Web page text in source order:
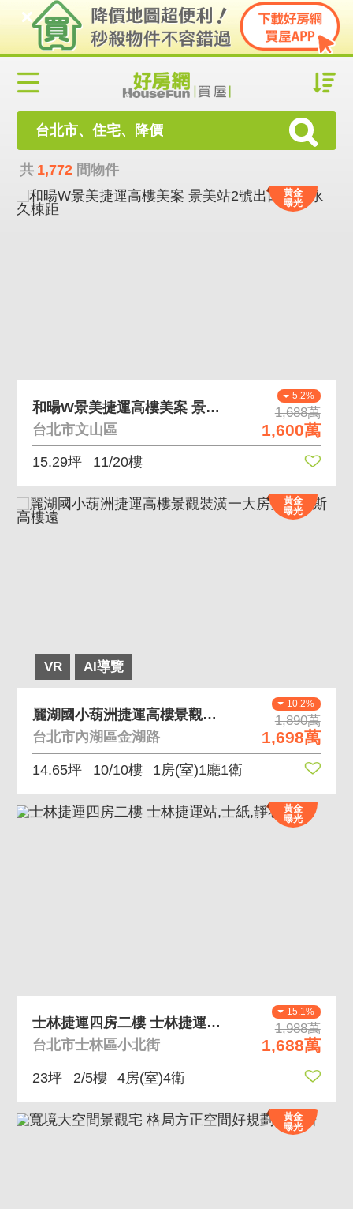
台北市、住宅、降價
共 1,772 間物件
黃金
曝光
5.2%
1,688萬
1,600萬
和暘W景美捷運高樓美案 景美站2號出口旁，永久棟距
台北市文山區
15.29坪 11/20樓
VR AI導覽
黃金
曝光
10.2%
1,890萬
1,698萬
麗湖國小葫洲捷運高樓景觀裝潢一大房天然瓦斯 高樓遠
台北市內湖區金湖路
14.65坪 10/10樓 1房(室)1廳1衛
黃金
曝光
15.1%
1,988萬
1,688萬
士林捷運四房二樓 士林捷運站,士紙,靜巷
台北市士林區小北街
23坪 2/5樓 4房(室)4衛
黃金
曝光